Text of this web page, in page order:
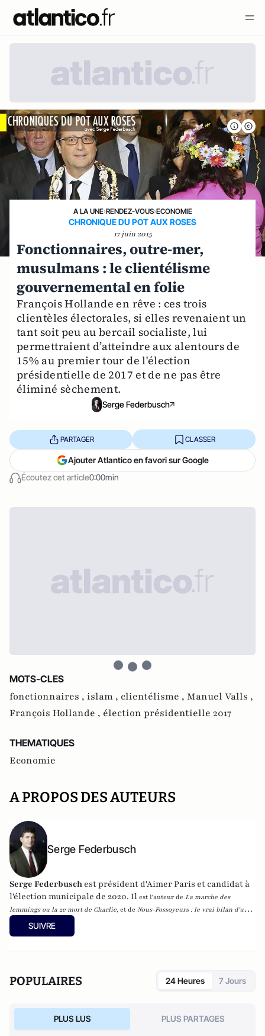
A LA UNE›RENDEZ-VOUS›ECONOMIE
CHRONIQUE DU POT AUX ROSES
17 juin 2015
Fonctionnaires, outre-mer,
musulmans : le clientélisme
gouvernemental en folie
François Hollande en rêve : ces trois
clientèles électorales, si elles revenaient un
tant soit peu au bercail socialiste, lui
permettraient d’atteindre aux alentours de
15% au premier tour de l'élection
présidentielle de 2017 et de ne pas être
éliminé sèchement.
Serge Federbusch
Écoutez cet article0:00min
PARTAGER CLASSER
Ajouter Atlantico en favori sur Google
MOTS-CLES
fonctionnaires , islam , clientélisme , Manuel Valls ,
François Hollande , élection présidentielle 2017
THEMATIQUES
Economie
A PROPOS DES AUTEURS
Serge Federbusch
Serge Federbusch est président d'Aimer Paris et candidat à
l'élection municipale de 2020. Il est l'auteur de La marche des
lemmings ou la 2e mort de Charlie, et de Nous-Fossoyeurs : le vrai bilan d'un
fatal quinquennat
SUIVRE
POPULAIRES 24 Heures 7 Jours
PLUS LUS PLUS PARTAGES